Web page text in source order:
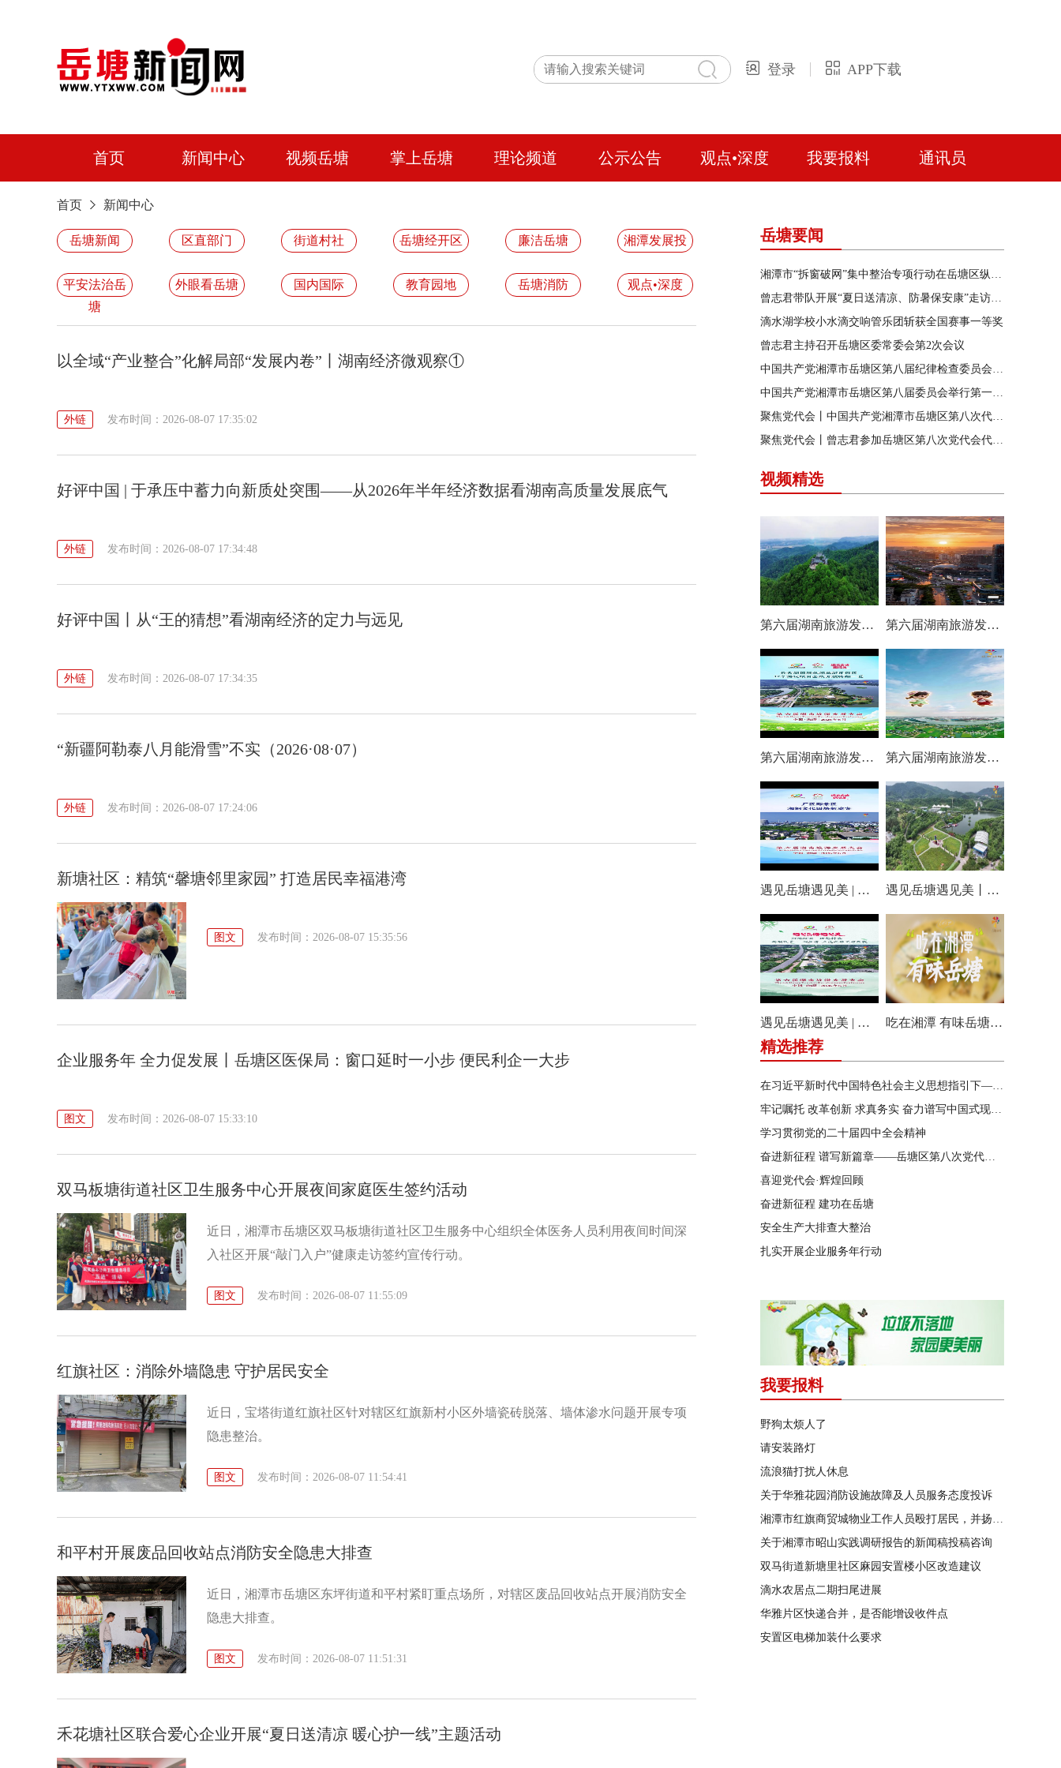
登录 APP下载
首页 新闻中心 视频岳塘 掌上岳塘 理论频道 公示公告 观点•深度 我要报料 通讯员
首页 新闻中心
岳塘新闻 区直部门 街道村社 岳塘经开区 廉洁岳塘 湘潭发展投
平安法治岳
塘
外眼看岳塘 国内国际 教育园地 岳塘消防 观点•深度
以全域“产业整合”化解局部“发展内卷”丨湖南经济微观察①
外链 发布时间：2026-08-07 17:35:02
好评中国 | 于承压中蓄力向新质处突围——从2026年半年经济数据看湖南高质量发展底气
外链 发布时间：2026-08-07 17:34:48
好评中国丨从“王的猜想”看湖南经济的定力与远见
外链 发布时间：2026-08-07 17:34:35
“新疆阿勒泰八月能滑雪”不实（2026·08·07）
外链 发布时间：2026-08-07 17:24:06
新塘社区：精筑“馨塘邻里家园” 打造居民幸福港湾
图文 发布时间：2026-08-07 15:35:56
企业服务年 全力促发展丨岳塘区医保局：窗口延时一小步 便民利企一大步
图文 发布时间：2026-08-07 15:33:10
双马板塘街道社区卫生服务中心开展夜间家庭医生签约活动
近日，湘潭市岳塘区双马板塘街道社区卫生服务中心组织全体医务人员利用夜间时间深
入社区开展“敲门入户”健康走访签约宣传行动。
图文 发布时间：2026-08-07 11:55:09
红旗社区：消除外墙隐患 守护居民安全
近日，宝塔街道红旗社区针对辖区红旗新村小区外墙瓷砖脱落、墙体渗水问题开展专项
隐患整治。
图文 发布时间：2026-08-07 11:54:41
和平村开展废品回收站点消防安全隐患大排查
近日，湘潭市岳塘区东坪街道和平村紧盯重点场所，对辖区废品回收站点开展消防安全
隐患大排查。
图文 发布时间：2026-08-07 11:51:31
禾花塘社区联合爱心企业开展“夏日送清凉 暖心护一线”主题活动
岳塘要闻
湘潭市“拆窗破网”集中整治专项行动在岳塘区纵深推进
曾志君带队开展“夏日送清凉、防暑保安康”走访慰问
滴水湖学校小水滴交响管乐团斩获全国赛事一等奖
曾志君主持召开岳塘区委常委会第2次会议
中国共产党湘潭市岳塘区第八届纪律检查委员会召开第一次全体会议
中国共产党湘潭市岳塘区第八届委员会举行第一次全体（扩大）会议
聚焦党代会丨中国共产党湘潭市岳塘区第八次代表大会胜利闭幕
聚焦党代会丨曾志君参加岳塘区第八次党代会代表团分团讨论
视频精选
第六届湖南旅游发展大会丨岳塘区：一村一景 一步一趣 第六届湖南旅游发展大会丨阿莲潭宝带你云游岳塘（二）
第六届湖南旅游发展大会丨仰天湖国际休闲旅游度假区17个游玩项目全线开放嗨翻一夏 第六届湖南旅游发展大会丨阿莲潭宝带你云游岳塘
遇见岳塘遇见美 | 厂区即景区，湘钢文化园焕新迎客！ 遇见岳塘遇见美丨盘龙大观园提质焕新迎八方客
遇见岳塘遇见美 | 归隐松涧·理想村落：两期筑景 一涧生香 点亮岳塘文旅新貌 吃在湘潭 有味岳塘丨云盘山下：匠心守本味 小院忆乡愁
精选推荐
在习近平新时代中国特色社会主义思想指引下——新时代 新作为 新篇章
牢记嘱托 改革创新 求真务实 奋力谱写中国式现代化湖南篇章
学习贯彻党的二十届四中全会精神
奋进新征程 谱写新篇章——岳塘区第八次党代会特别报道
喜迎党代会·辉煌回顾
奋进新征程 建功在岳塘
安全生产大排查大整治
扎实开展企业服务年行动
我要报料
野狗太烦人了
请安装路灯
流浪猫打扰人休息
关于华雅花园消防设施故障及人员服务态度投诉
湘潭市红旗商贸城物业工作人员殴打居民，并扬言恐吓“我打死你有冯友根负责”
关于湘潭市昭山实践调研报告的新闻稿投稿咨询
双马街道新塘里社区麻园安置楼小区改造建议
滴水农居点二期扫尾进展
华雅片区快递合并，是否能增设收件点
安置区电梯加装什么要求